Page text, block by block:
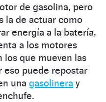
de gasolina, pero
la de actuar como
energía a la batería,
a los motores
los que mueven las
eso puede repostar
una gasolinera y